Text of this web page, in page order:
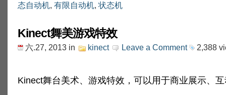
态自动机, 有限自动机, 状态机
Kinect舞美游戏特效
六.27, 2013 in kinect Leave a Comment 2,388
Kinect舞台美术、游戏特效，可以用于商业展示、